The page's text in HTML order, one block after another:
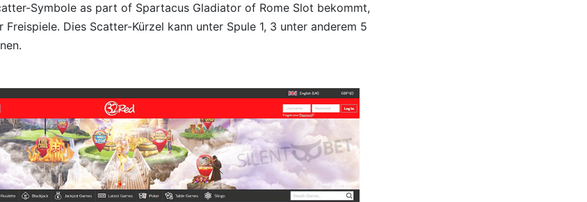
Symbole as part of Spartacus Gladiator of Rome Slot bekommt,
Dies Scatter-Kürzel kann unter Spule 1, 3 unter anderem 5